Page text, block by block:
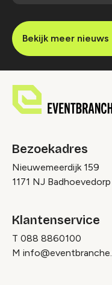
Bekijk meer nieuws
Bezoekadres
Nieuwemeerdijk 159
1171 NJ Badhoevedorp
Klantenservice
T 088 8860100
M